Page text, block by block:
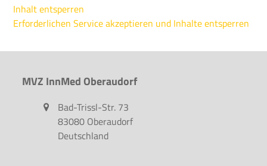
Inhalt entsperren
Erforderlichen Service akzeptieren und Inhalte entsperren
MVZ InnMed Oberaudorf
Bad-Trissl-Str. 73
83080 Oberaudorf
Deutschland